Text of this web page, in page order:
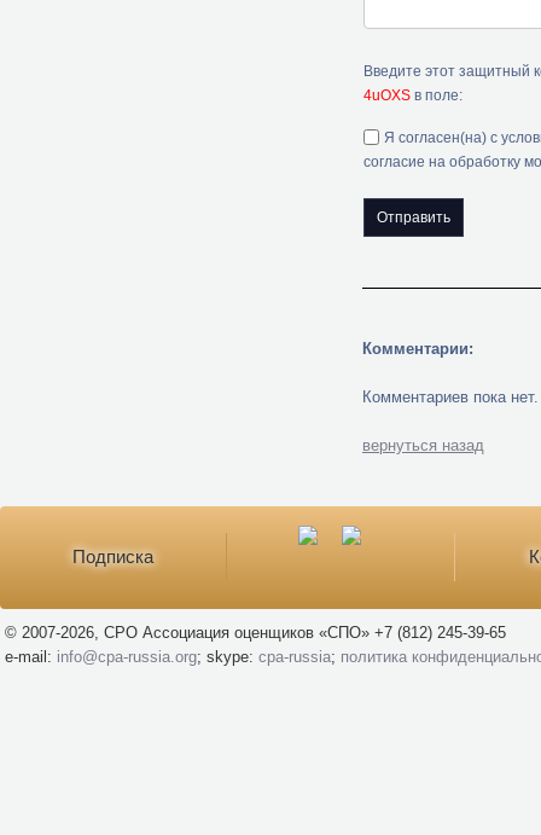
Введите этот защитный
4uOXS в поле:
Я согласен(на) с
согласие на обработку
Комментарии:
Комментариев пока нет.
вернуться назад
Подписка
© 2007-2026, СРО Ассоциация оценщиков «СПО» +7 (812) 245-39-65
e-mail: info@cpa-russia.org; skype: cpa-russia; политика